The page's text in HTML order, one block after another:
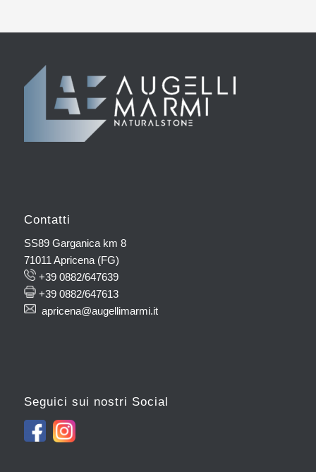
Contatti
SS89 Garganica km 8
71011 Apricena (FG)
+39 0882/647639
+39 0882/647613
apricena@augellimarmi.it
Seguici sui nostri Social